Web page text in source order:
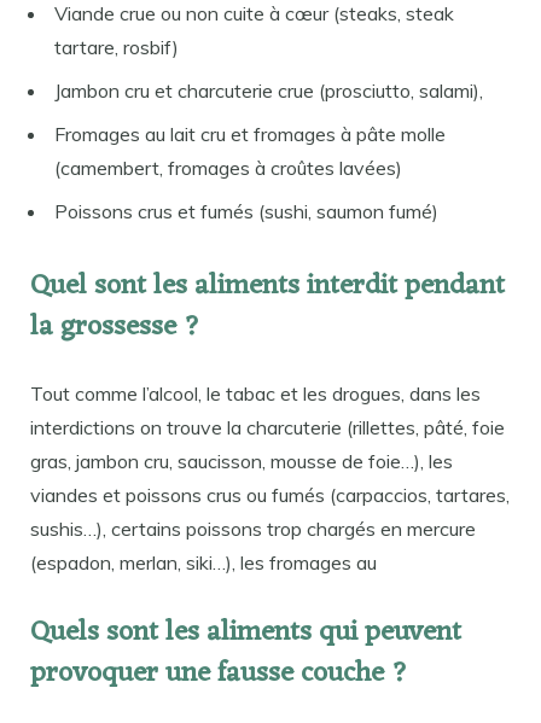
Viande crue ou non cuite à cœur (steaks, steak
tartare, rosbif)
Jambon cru et charcuterie crue (prosciutto, salami),
Fromages au lait cru et fromages à pâte molle
(camembert, fromages à croûtes lavées)
Poissons crus et fumés (sushi, saumon fumé)
Quel sont les aliments interdit pendant
la grossesse ?
Tout comme l’alcool, le tabac et les drogues, dans les
interdictions on trouve la charcuterie (rillettes, pâté, foie
gras, jambon cru, saucisson, mousse de foie…), les
viandes et poissons crus ou fumés (carpaccios, tartares,
sushis…), certains poissons trop chargés en mercure
(espadon, merlan, siki…), les fromages au
Quels sont les aliments qui peuvent
provoquer une fausse couche ?